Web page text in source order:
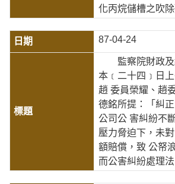
化丙烷儲槽之吹
87-04-24
監察院財政及
本﹝二十四﹞日
趙 委員榮耀、趙
德銘所提：「糾
公司公 害糾紛不
壓力脅迫下，未
額賠償，致 公帑
而公害糾紛處理